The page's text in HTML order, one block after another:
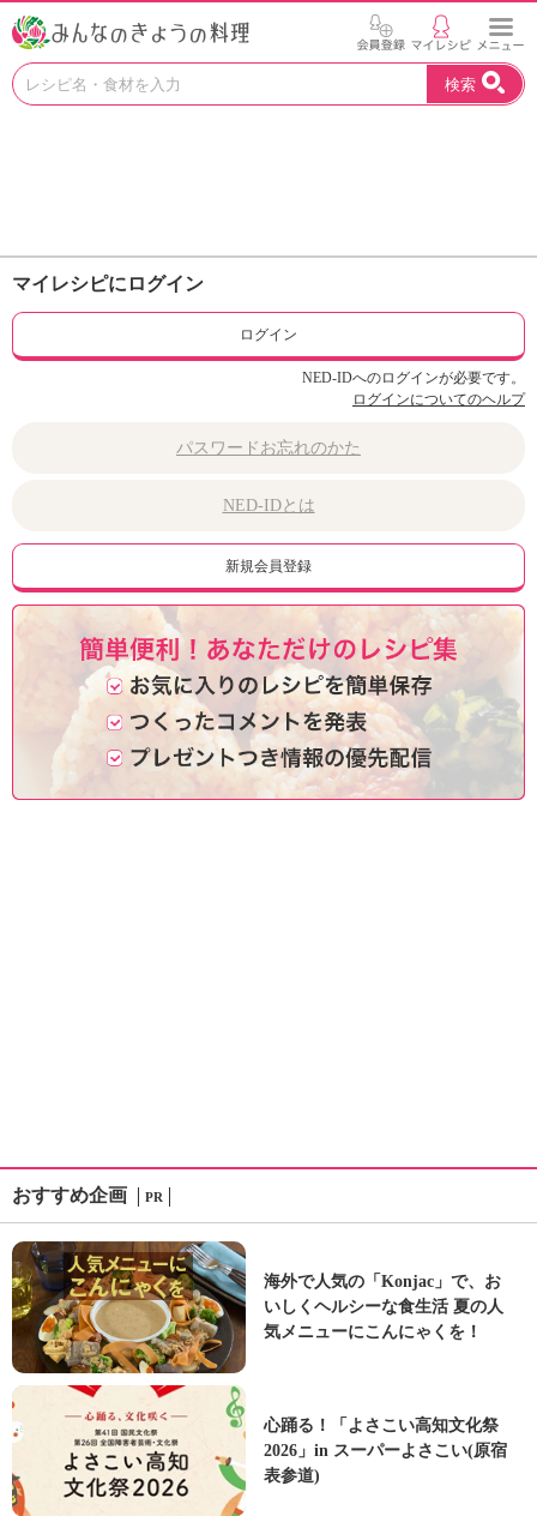
お
見
け
よ
う
H
デ
ュ
ケ
ー
ョ
ル
「
み
ん
な
検索
マイレシピにログイン
ログイン
NED-IDへのログインが必要です。
ログインについてのヘルプ
パスワードお忘れのかた
NED-IDとは
新規会員登録
おすすめ企画 PR
海外で人気の「Konjac」で、お
いしくヘルシーな食生活 夏の人
気メニューにこんにゃくを！
心踊る！「よさこい高知文化祭
2026」in スーパーよさこい(原宿
表参道)